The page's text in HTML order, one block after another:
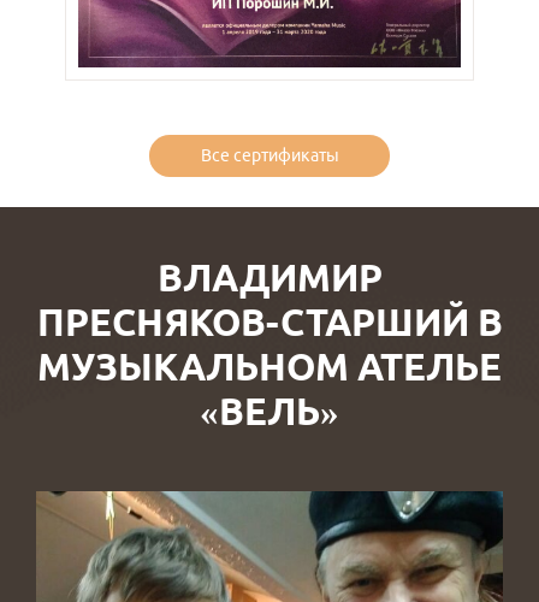
Все сертификаты
ВЛАДИМИР
ПРЕСНЯКОВ-СТАРШИЙ В
МУЗЫКАЛЬНОМ АТЕЛЬЕ
«ВЕЛЬ»